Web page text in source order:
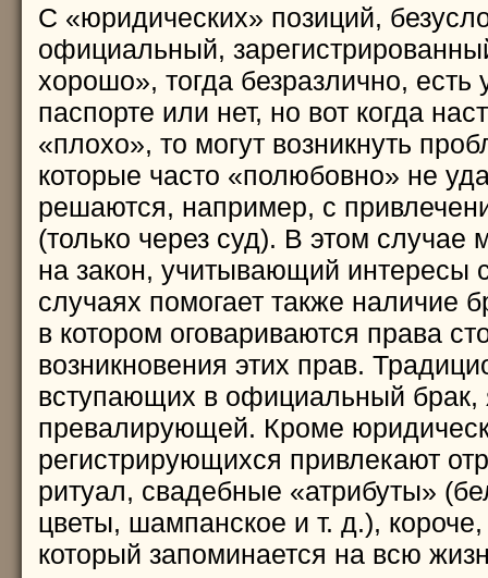
С «юридических» позиций,
официальный,
хорошо», тогда безразлично, есть
паспорте или нет, но вот когда
«плохо», то могут возникнуть
которые часто «полюбовно» не
решаются, например, с
(только через суд). В этом случае
на закон, учитывающий интересы
случаях помогает также наличие
в котором оговариваются права
возникновения этих прав.
вступающих в официальный брак,
превалирующей. Кроме
регистрирующихся привлекают
ритуал, свадебные «атрибуты»
цветы, шампанское и т. д.), короче,
который запоминается на всю